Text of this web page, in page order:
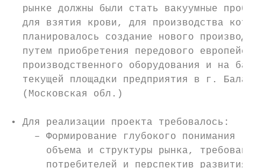
рынке должны были стать вакуумные
для взятия крови, для производства
планировалось создание нового
путем приобретения передового
производственного оборудования и на
текущей площадки предприятия в г.
(Московская обл.)
• Для реализации проекта требовалось:
‒ Формирование глубокого понимания
объема и структуры рынка,
потребителей и перспектив развития